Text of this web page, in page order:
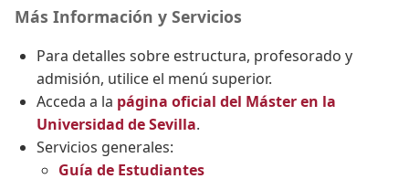
Más Información y Servicios
Para detalles sobre estructura, profesorado y
admisión, utilice el menú superior.
Acceda a la página oficial del Máster en la
Universidad de Sevilla.
Servicios generales:
Guía de Estudiantes